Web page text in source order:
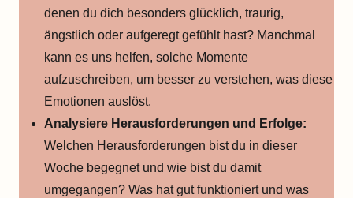
denen du dich besonders glücklich, traurig,
ängstlich oder aufgeregt gefühlt hast? Manchmal
kann es uns helfen, solche Momente
aufzuschreiben, um besser zu verstehen, was diese
Emotionen auslöst.
Analysiere Herausforderungen und Erfolge:
Welchen Herausforderungen bist du in dieser
Woche begegnet und wie bist du damit
umgegangen? Was hat gut funktioniert und was